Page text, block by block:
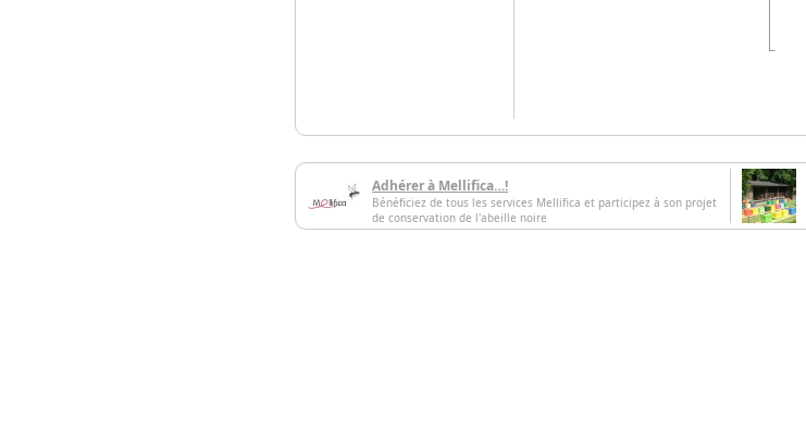
Adhérer à Mellifica…!
Bénéficiez de tous les services Mellifica et participez à son projet
de conservation de l'abeille noire